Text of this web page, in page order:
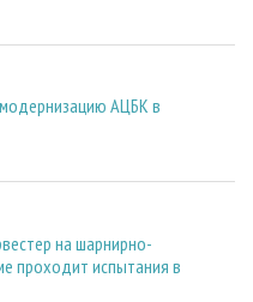
АЦБК в
на шарнирно-
проходит испытания в